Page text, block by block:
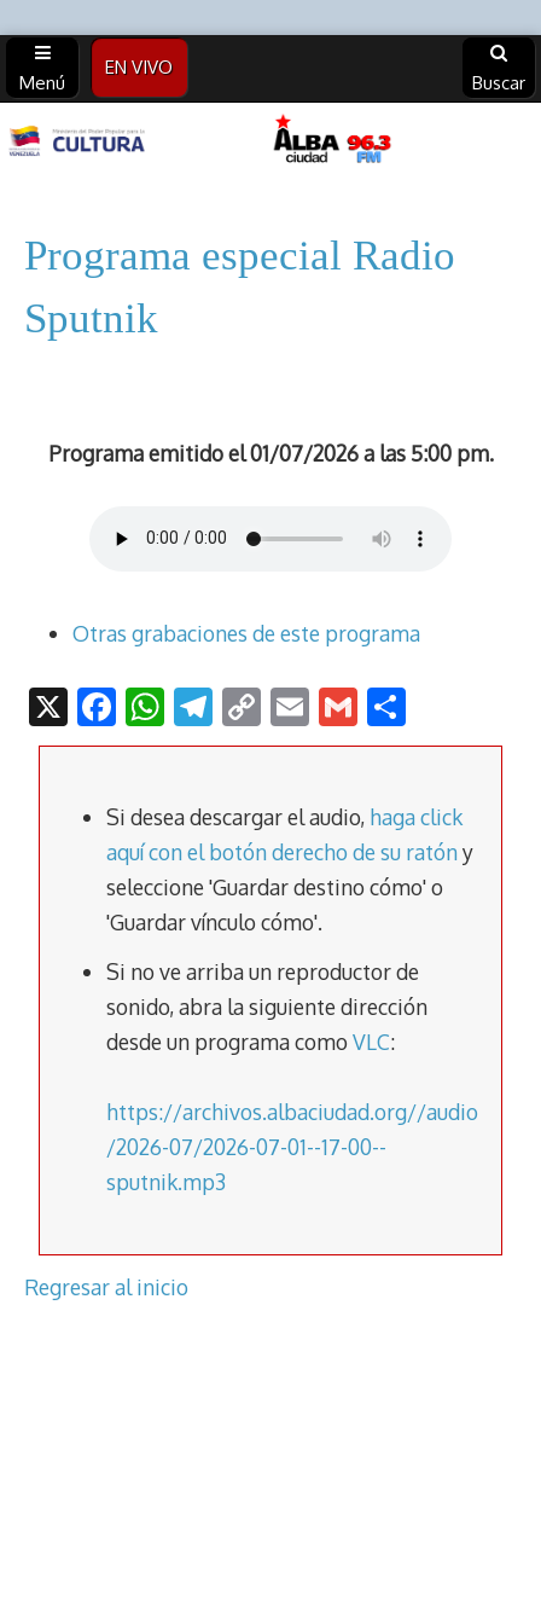
Menú
EN VIVO
Buscar
Alba
Ciudad
96.3 FM
(Archivos)
Programa especial Radio
Sputnik
Programa emitido el 01/07/2026 a las 5:00 pm.
Otras grabaciones de este programa
X F
ac
b
o
o
k
W
h
s
A
p
p
T
el
gr
a
m
C
o
y
Li
n
k
E
m
l
G
m
l
o
p
ar
tir
Si desea descargar el audio, haga click
aquí con el botón derecho de su ratóny
seleccione 'Guardar destino cómo' o
'Guardar vínculo cómo'.
Si no ve arriba un reproductor de
sonido, abra la siguiente dirección
desde un programa como VLC:
https://archivos.albaciudad.org//audio
/2026-07/2026-07-01--17-00--
sputnik.mp3
Regresar al inicio